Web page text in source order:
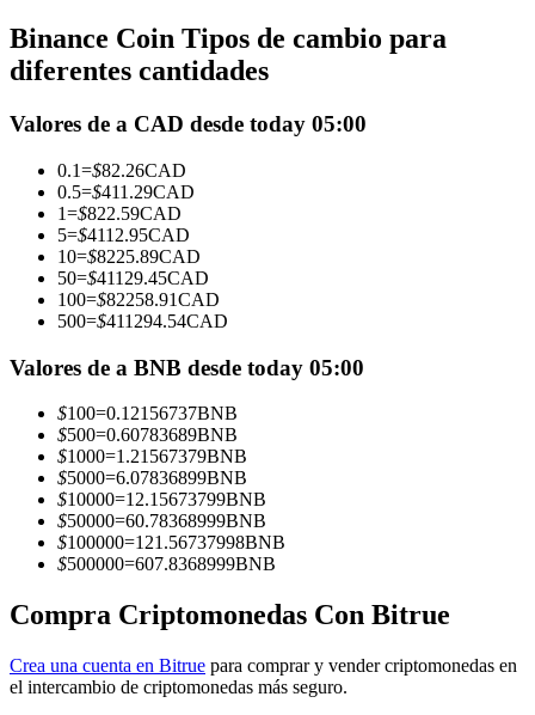
Conviértete en un Trader de Copia
Disfruta del reparto de beneficios y comisiones de copy trading
Información
Análisis de big data que incluye información comercial, etc.
Binance Coin Tipos de cambio para
diferentes cantidades
Valores de a CAD desde today 05:00
0.1=$82.26CAD
0.5=$411.29CAD
1=$822.59CAD
5=$4112.95CAD
10=$8225.89CAD
50=$41129.45CAD
100=$82258.91CAD
500=$411294.54CAD
Valores de a BNB desde today 05:00
$100=0.12156737BNB
$500=0.60783689BNB
$1000=1.21567379BNB
$5000=6.07836899BNB
$10000=12.15673799BNB
$50000=60.78368999BNB
$100000=121.56737998BNB
$500000=607.8368999BNB
Compra Criptomonedas Con Bitrue
Crea una cuenta en Bitrue para comprar y vender criptomonedas en
el intercambio de criptomonedas más seguro.